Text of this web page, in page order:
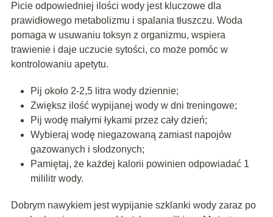
Picie odpowiedniej ilości wody jest kluczowe dla
prawidłowego metabolizmu i spalania tłuszczu. Woda
pomaga w usuwaniu toksyn z organizmu, wspiera
trawienie i daje uczucie sytości, co może pomóc w
kontrolowaniu apetytu.
Pij około 2-2,5 litra wody dziennie;
Zwiększ ilość wypijanej wody w dni treningowe;
Pij wodę małymi łykami przez cały dzień;
Wybieraj wodę niegazowaną zamiast napojów
gazowanych i słodzonych;
Pamiętaj, że każdej kalorii powinien odpowiadać 1
mililitr wody.
Dobrym nawykiem jest wypijanie szklanki wody zaraz po